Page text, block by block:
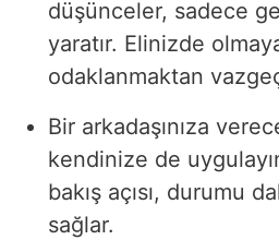
düşünceler, sadece
yaratır. Elinizde
odaklanmaktan
Bir arkadaşınıza
kendinize de
bakış açısı, durumu
sağlar.